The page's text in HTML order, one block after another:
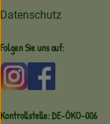
Datenschutz
Folgen Sie uns auf:
Externer Link
Kontrollstelle: DE-ÖKO-006